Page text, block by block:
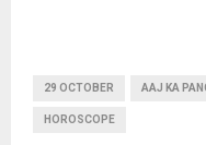
29 OCTOBER AAJ KA
HOROSCOPE